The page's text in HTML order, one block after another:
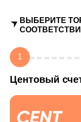
ВЫБЕРИТЕ
1
Центовый